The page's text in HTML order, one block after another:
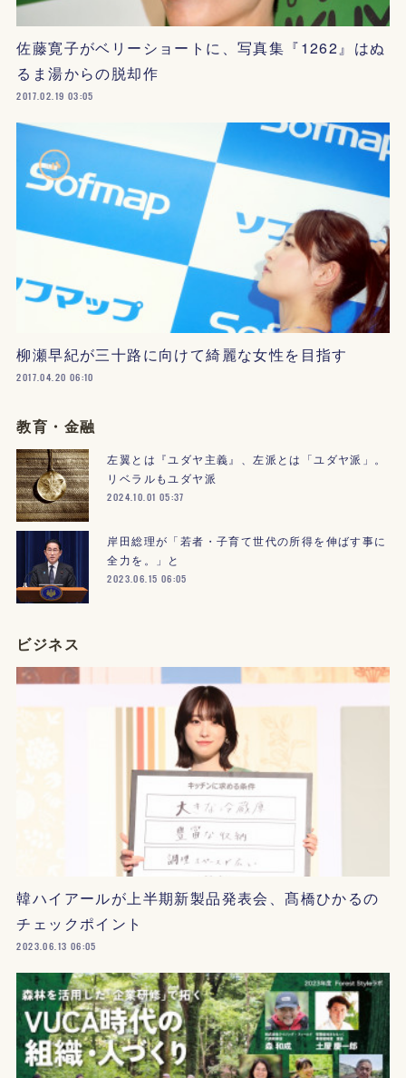
佐藤寛子がベリーショートに、写真集『1262』はぬ
るま湯からの脱却作
2017.02.19 03:05
柳瀬早紀が三十路に向けて綺麗な女性を目指す
2017.04.20 06:10
教育・金融
左翼とは『ユダヤ主義』、左派とは「ユダヤ派」。
リベラルもユダヤ派
2024.10.01 05:37
岸田総理が「若者・子育て世代の所得を伸ばす事に
全力を。」と
2023.06.15 06:05
ビジネス
韓ハイアールが上半期新製品発表会、髙橋ひかるの
チェックポイント
2023.06.13 06:05